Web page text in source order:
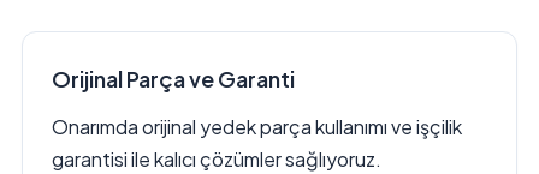
Orijinal Parça ve Garanti
Onarımda orijinal yedek parça kullanımı ve işçilik
garantisi ile kalıcı çözümler sağlıyoruz.